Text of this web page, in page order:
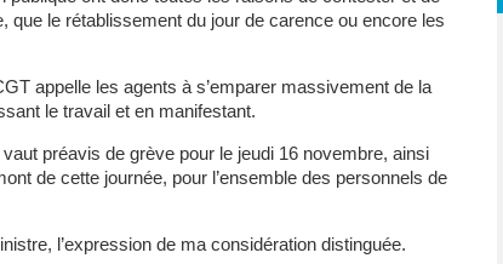
que le rétablissement du jour de carence ou encore les
appelle les agents à s’emparer massivement de la
le travail et en manifestant.
préavis de grève pour le jeudi 16 novembre, ainsi
de cette journée, pour l’ensemble des personnels de
l’expression de ma considération distinguée.